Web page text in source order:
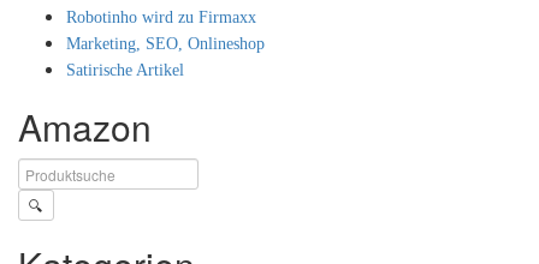
Robotinho wird zu Firmaxx
Marketing, SEO, Onlineshop
Satirische Artikel
Amazon
🔍